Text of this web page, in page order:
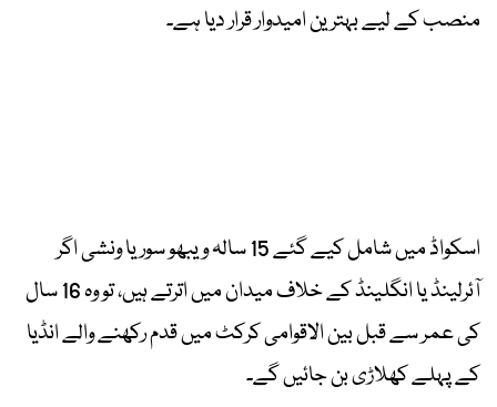
منصب کے لیے بہترین امیدوار قرار دیا ہے۔
اسکواڈ میں شامل کیے گئے 15 سالہ ویبھو سوریا ونشی اگر
آئرلینڈ یا انگلینڈ کے خلاف میدان میں اترتے ہیں، تو وہ 16 سال
کی عمر سے قبل بین الاقوامی کرکٹ میں قدم رکھنے والے انڈیا
کے پہلے کھلاڑی بن جائیں گے۔